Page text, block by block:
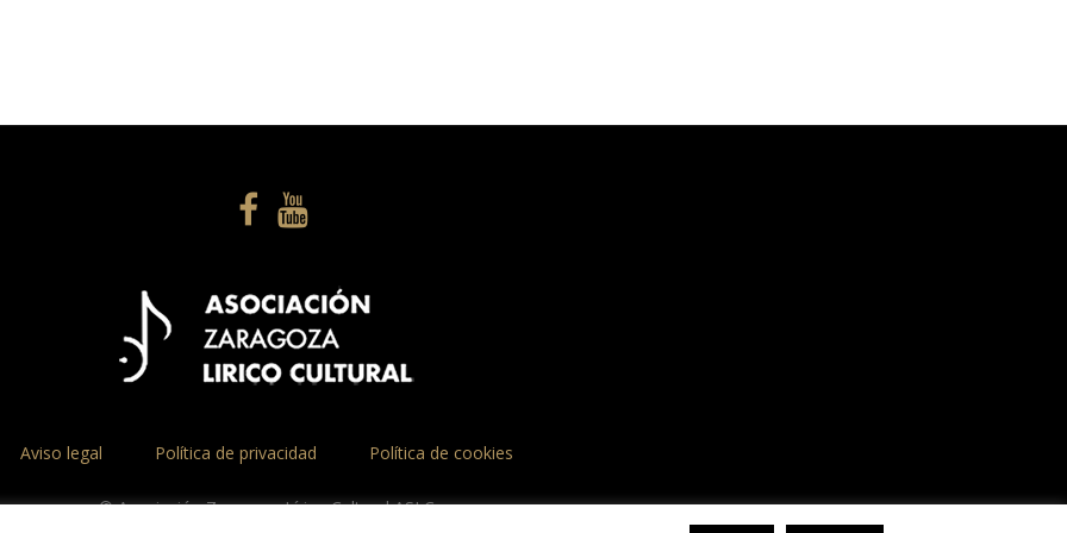
Aviso legal Política de privacidad Política de cookies
© Asociación Zaragoza Lírico Cultural ASLC